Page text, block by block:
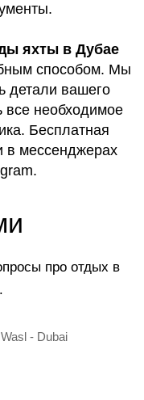
яхты в Дубае
способом. Мы
детали вашего
все необходимое
Бесплатная
в мессенджерах
про отдых в
- Dubai